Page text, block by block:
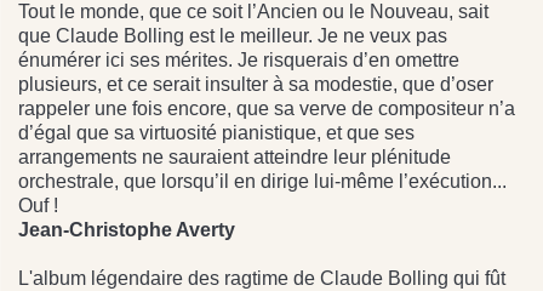
Tout le monde, que ce soit l’Ancien ou le Nouveau, sait
que Claude Bolling est le meilleur. Je ne veux pas
énumérer ici ses mérites. Je risquerais d’en omettre
plusieurs, et ce serait insulter à sa modestie, que d’oser
rappeler une fois encore, que sa verve de compositeur n’a
d’égal que sa virtuosité pianistique, et que ses
arrangements ne sauraient atteindre leur plénitude
orchestrale, que lorsqu’il en dirige lui-même l’exécution...
Ouf !
Jean-Christophe Averty
L'album légendaire des ragtime de Claude Bolling qui fût